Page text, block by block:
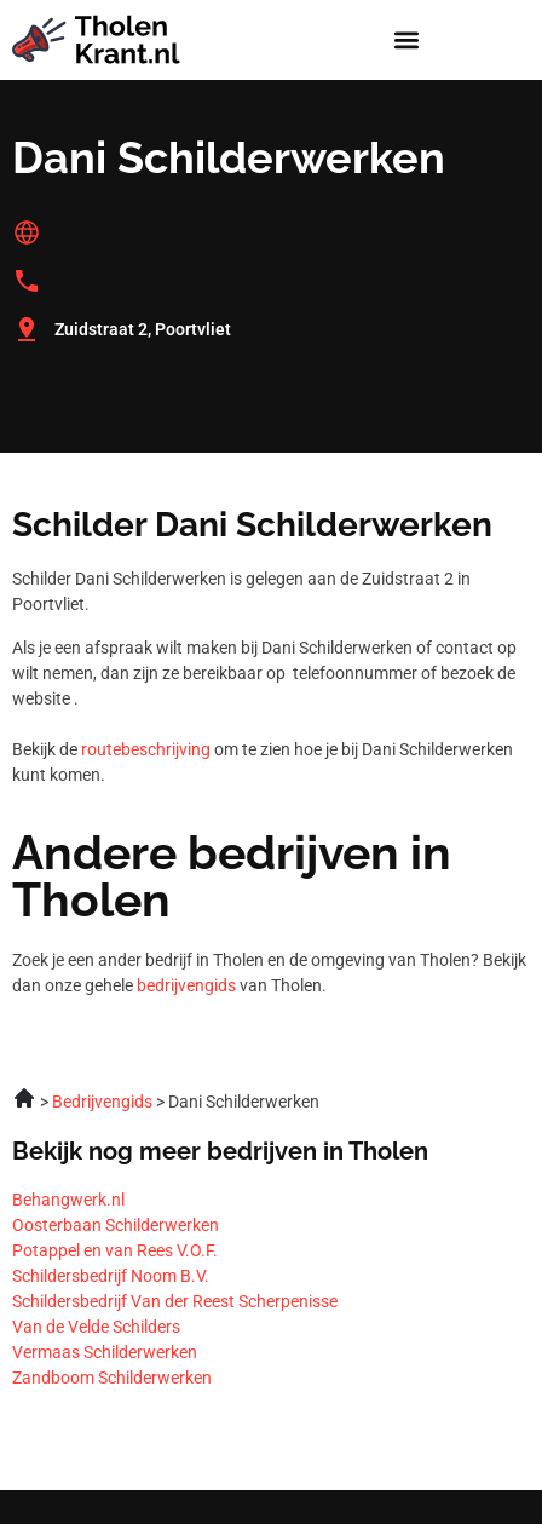
Dani Schilderwerken
Zuidstraat 2, Poortvliet
Schilder Dani Schilderwerken
Schilder Dani Schilderwerken is gelegen aan de Zuidstraat 2 in
Poortvliet.
Als je een afspraak wilt maken bij Dani Schilderwerken of contact op
wilt nemen, dan zijn ze bereikbaar op telefoonnummerof bezoek de
website .
Bekijk de routebeschrijving om te zien hoe je bij Dani Schilderwerken
kunt komen.
Andere bedrijven in
Tholen
Zoek je een ander bedrijf in Tholen en de omgeving van Tholen? Bekijk
dan onze gehele bedrijvengidsvan Tholen.
Bedrijvengids Dani Schilderwerken
Bekijk nog meer bedrijven in Tholen
Behangwerk.nl
Oosterbaan Schilderwerken
Potappel en van Rees V.O.F.
Schildersbedrijf Noom B.V.
Schildersbedrijf Van der Reest Scherpenisse
Van de Velde Schilders
Vermaas Schilderwerken
Zandboom Schilderwerken